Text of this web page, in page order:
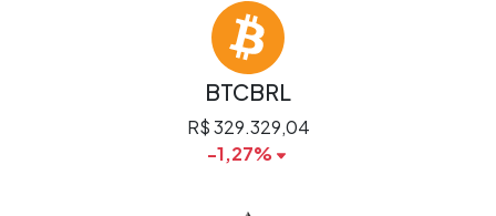
BTCBRL
R$ 329.329,04
-1,27%